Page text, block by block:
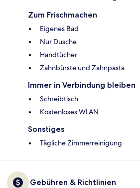
Zum Frischmachen
Eigenes Bad
Nur Dusche
Handtücher
Zahnbürste und Zahnpasta
Immer in Verbindung bleiben
Schreibtisch
Kostenloses WLAN
Sonstiges
Tägliche Zimmerreinigung
Gebühren & Richtlinien